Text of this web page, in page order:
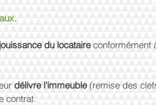
du locataire conformément
délivre l'immeuble (remise des
contrat.